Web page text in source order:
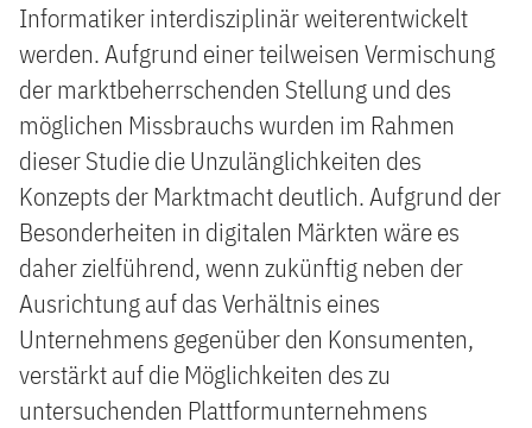
Informatiker interdisziplinär weiterentwickelt
werden. Aufgrund einer teilweisen Vermischung
der marktbeherrschenden Stellung und des
möglichen Missbrauchs wurden im Rahmen
dieser Studie die Unzulänglichkeiten des
Konzepts der Marktmacht deutlich. Aufgrund der
Besonderheiten in digitalen Märkten wäre es
daher zielführend, wenn zukünftig neben der
Ausrichtung auf das Verhältnis eines
Unternehmens gegenüber den Konsumenten,
verstärkt auf die Möglichkeiten des zu
untersuchenden Plattformunternehmens